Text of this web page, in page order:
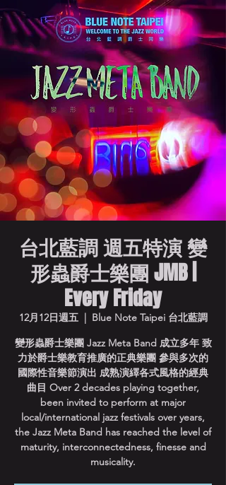
台北藍調 週五特演 變
形蟲爵士樂團 JMB |
Every Friday
12月12日週五
  |
Blue Note Taipei 台北藍調
變形蟲爵士樂團 Jazz Meta Band 成立多年 致
力於爵士樂教育推廣的正典樂團 參與多次的
國際性音樂節演出 成熟演繹各式風格的經典
曲目 Over 2 decades playing together,
been invited to perform at major
local/international jazz festivals over years,
the Jazz Meta Band has reached the level of
maturity, interconnectedness, finesse and
musicality.